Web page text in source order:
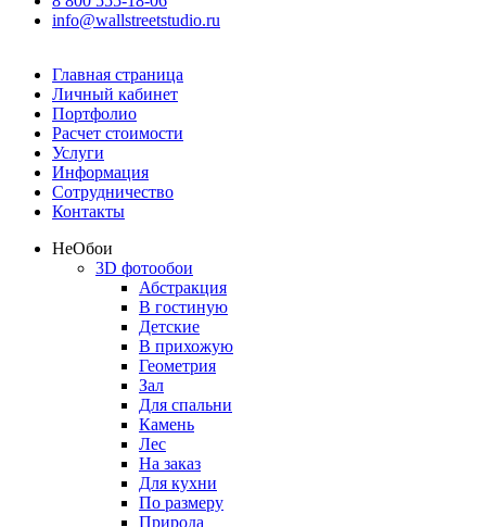
info@wallstreetstudio.ru
Главная страница
Личный кабинет
Портфолио
Расчет стоимости
Услуги
Информация
Сотрудничество
Контакты
НеОбои
3D фотообои
Абстракция
В гостиную
Детские
В прихожую
Геометрия
Зал
Для спальни
Камень
Лес
На заказ
Для кухни
По размеру
Природа